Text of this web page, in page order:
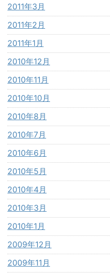
2011年3月
2011年2月
2011年1月
2010年12月
2010年11月
2010年10月
2010年8月
2010年7月
2010年6月
2010年5月
2010年4月
2010年3月
2010年1月
2009年12月
2009年11月